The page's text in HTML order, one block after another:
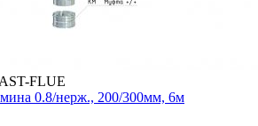
FLUE
0.8/нерж., 200/300мм, 6м